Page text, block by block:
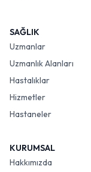
SAĞLIK
Uzmanlar
Uzmanlık Alanları
Hastalıklar
Hizmetler
Hastaneler
KURUMSAL
Hakkımızda